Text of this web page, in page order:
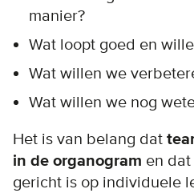
manier?
Wat loopt goed en
Wat willen we
Wat willen we nog
Het is van belang dat
in de organogram en
gericht is op individuele